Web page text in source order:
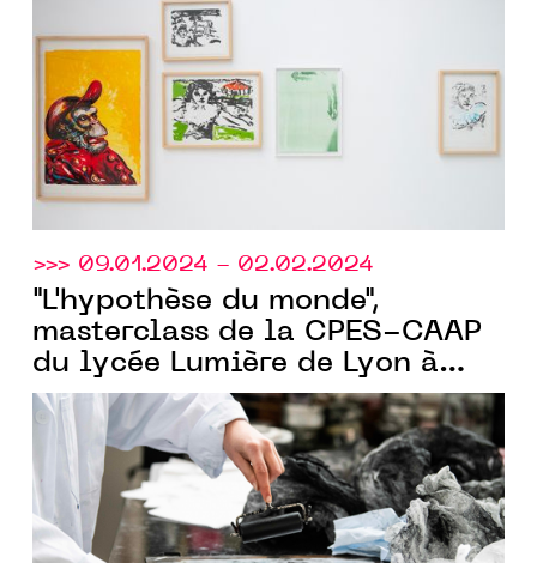
d'œuvres du fonds
>>> 09.01.2024 - 02.02.2024
"L'hypothèse du monde",
masterclass de la CPES-CAAP
du lycée Lumière de Lyon à
URDLAsous la direction de
Jérémy Liron jusqu'au 2 février
2024